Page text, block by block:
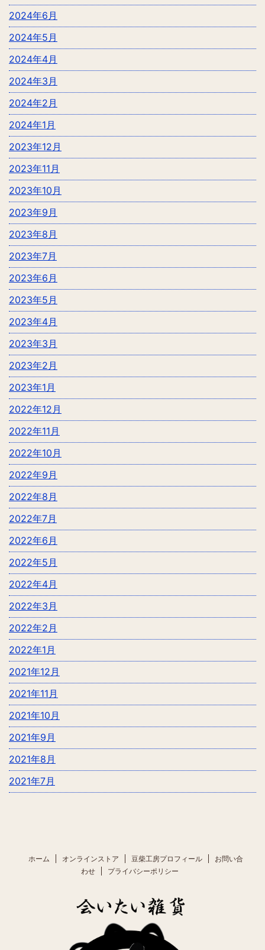
2024年6月
2024年5月
2024年4月
2024年3月
2024年2月
2024年1月
2023年12月
2023年11月
2023年10月
2023年9月
2023年8月
2023年7月
2023年6月
2023年5月
2023年4月
2023年3月
2023年2月
2023年1月
2022年12月
2022年11月
2022年10月
2022年9月
2022年8月
2022年7月
2022年6月
2022年5月
2022年4月
2022年3月
2022年2月
2022年1月
2021年12月
2021年11月
2021年10月
2021年9月
2021年8月
2021年7月
ホーム オンラインストア 豆柴工房プロフィール
お問い合
わせ
プライバシーポリシー